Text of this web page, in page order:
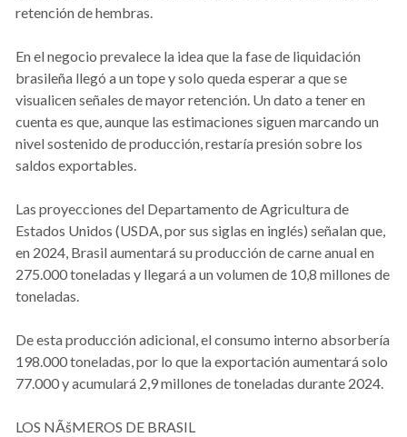
retención de hembras.
En el negocio prevalece la idea que la fase de liquidación
brasileña llegó a un tope y solo queda esperar a que se
visualicen señales de mayor retención. Un dato a tener en
cuenta es que, aunque las estimaciones siguen marcando un
nivel sostenido de producción, restaría presión sobre los
saldos exportables.
Las proyecciones del Departamento de Agricultura de
Estados Unidos (USDA, por sus siglas en inglés) señalan que,
en 2024, Brasil aumentará su producción de carne anual en
275.000 toneladas y llegará a un volumen de 10,8 millones de
toneladas.
De esta producción adicional, el consumo interno absorbería
198.000 toneladas, por lo que la exportación aumentará solo
77.000 y acumulará 2,9 millones de toneladas durante 2024.
LOS NÃšMEROS DE BRASIL